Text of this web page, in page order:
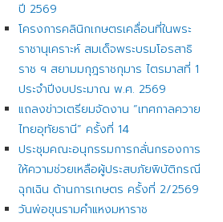
ปี 2569
โครงการคลินิกเกษตรเคลื่อนที่ในพระ
ราชานุเคราะห์ สมเด็จพระบรมโอรสาธิ
ราช ฯ สยามมกุฎราชกุมาร ไตรมาสที่ 1
ประจำปีงบประมาณ พ.ศ. 2569
แถลงข่าวเตรียมจัดงาน “เทศกาลควาย
ไทยอุทัยธานี” ครั้งที่ 14
ประชุมคณะอนุกรรมการกลั่นกรองการ
ให้ความช่วยเหลือผู้ประสบภัยพิบัติกรณี
ฉุกเฉิน ด้านการเกษตร ครั้งที่ 2/2569
วันพ่อขุนรามคำแหงมหาราช